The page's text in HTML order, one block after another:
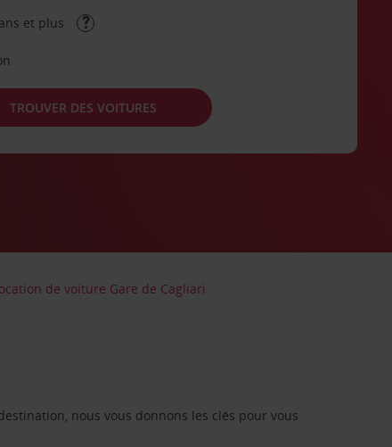
et plus
TROUVER DES VOITURES
de voiture Gare de Cagliari
nous vous donnons les clés pour vous